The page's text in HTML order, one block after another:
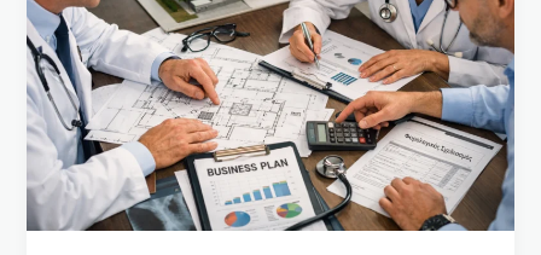
πρέπει
να
έχει
ξεκαθαρίσει
ένας
γιατρός
πριν